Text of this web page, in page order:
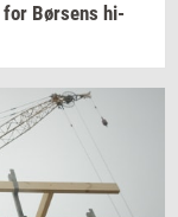
for Bør­sens hi­